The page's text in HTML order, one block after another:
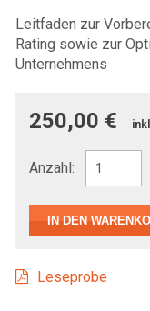
Leitfaden zur
Rating sowie zur
Unternehmens
250,00 €
Anzahl:
Leseprobe